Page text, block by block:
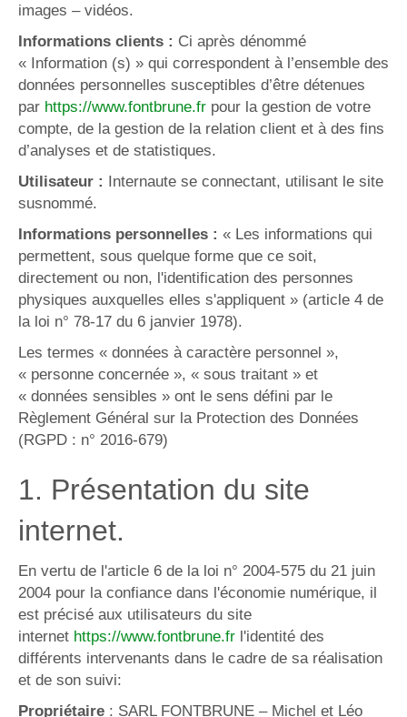
images – vidéos.
Informations clients : Ci après dénommé
« Information (s) » qui correspondent à l’ensemble des
données personnelles susceptibles d’être détenues
par https://www.fontbrune.fr pour la gestion de votre
compte, de la gestion de la relation client et à des fins
d’analyses et de statistiques.
Utilisateur : Internaute se connectant, utilisant le site
susnommé.
Informations personnelles : « Les informations qui
permettent, sous quelque forme que ce soit,
directement ou non, l'identification des personnes
physiques auxquelles elles s'appliquent » (article 4 de
la loi n° 78-17 du 6 janvier 1978).
Les termes « données à caractère personnel »,
« personne concernée », « sous traitant » et
« données sensibles » ont le sens défini par le
Règlement Général sur la Protection des Données
(RGPD : n° 2016-679)
1. Présentation du site
internet.
En vertu de l'article 6 de la loi n° 2004-575 du 21 juin
2004 pour la confiance dans l'économie numérique, il
est précisé aux utilisateurs du site
internet https://www.fontbrune.fr l'identité des
différents intervenants dans le cadre de sa réalisation
et de son suivi:
Propriétaire : SARL FONTBRUNE – Michel et Léo